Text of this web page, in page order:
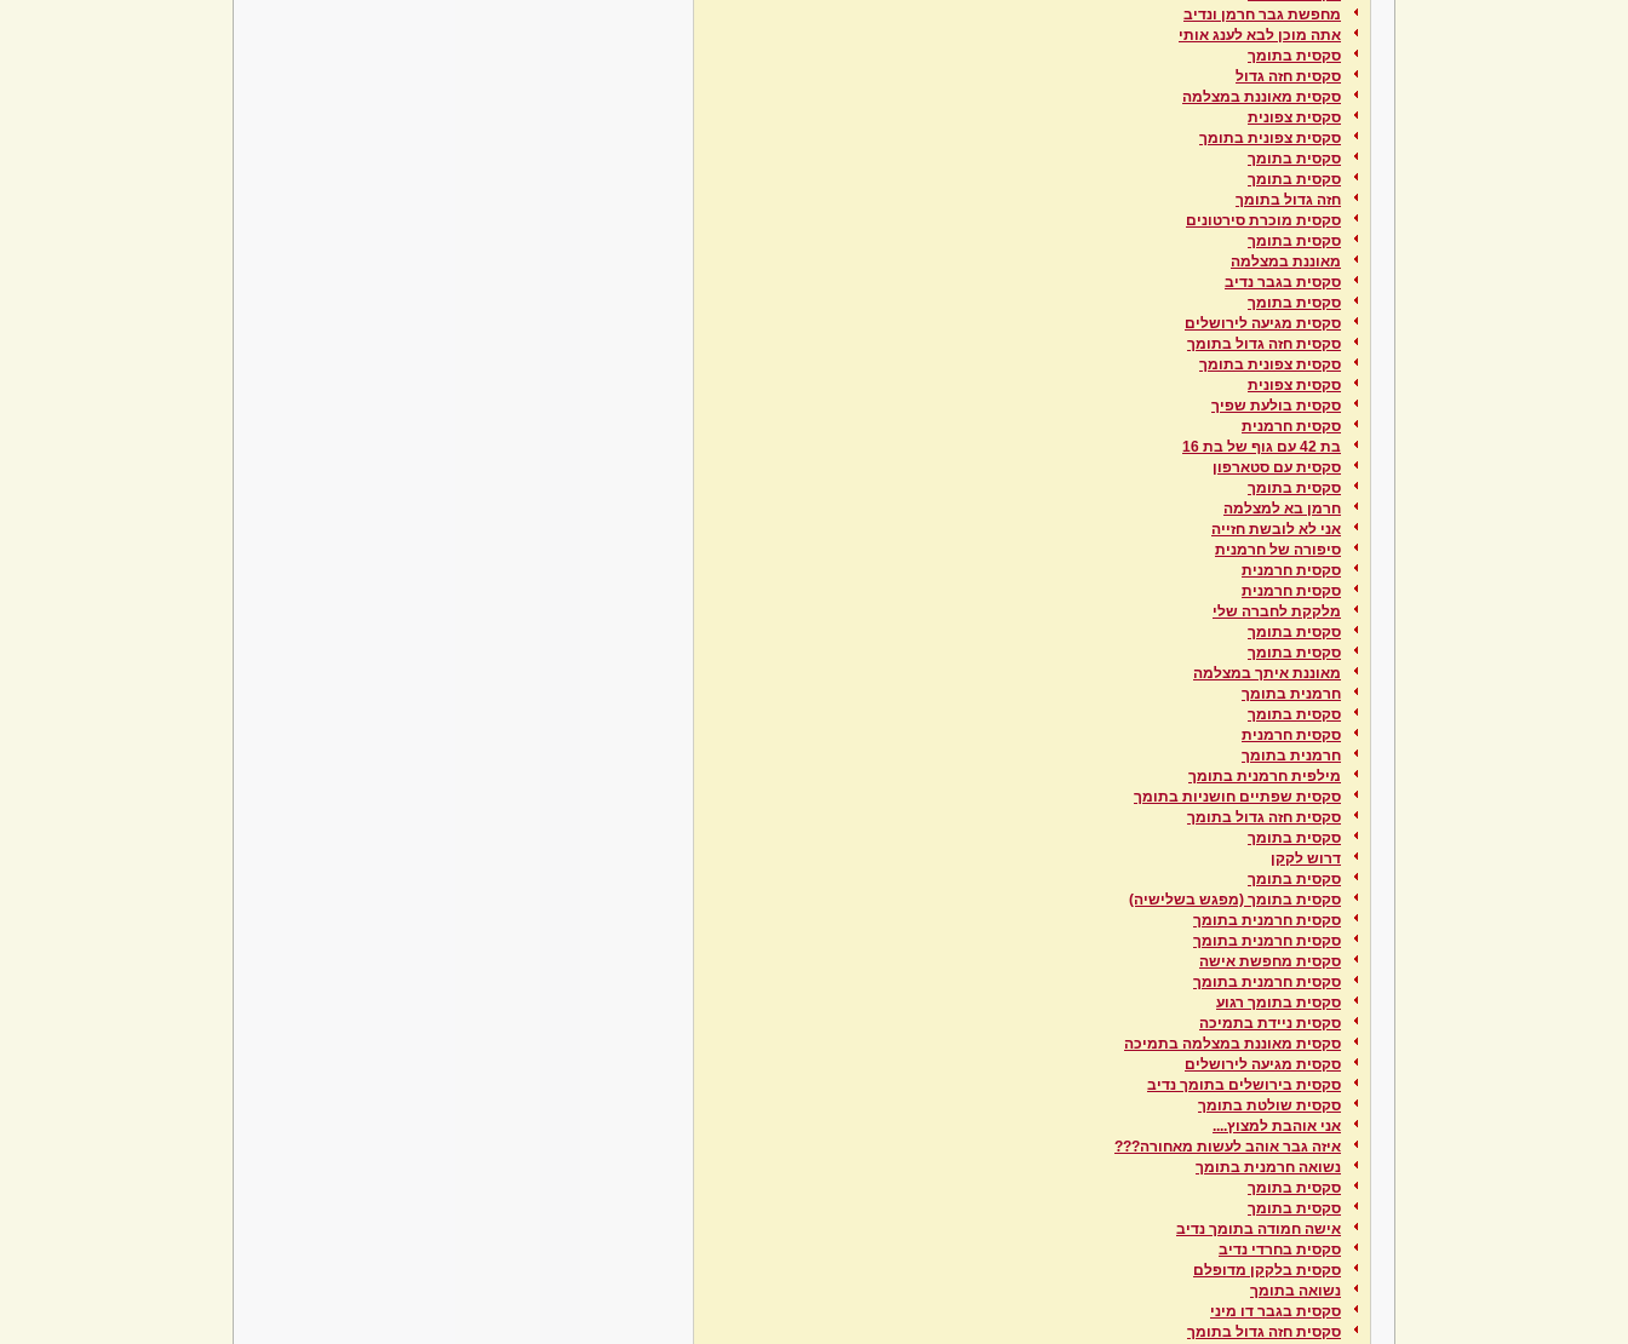
מחפשת גבר חרמן ונדיב
אתה מוכן לבא לענג אותי
סקסית בתומך
סקסית חזה גדול
סקסית מאוננת במצלמה
סקסית צפונית
סקסית צפונית בתומך
סקסית בתומך
סקסית בתומך
חזה גדול בתומך
סקסית מוכרת סירטונים
סקסית בתומך
מאוננת במצלמה
סקסית בגבר נדיב
סקסית בתומך
סקסית מגיעה לירושלים
סקסית חזה גדול בתומך
סקסית צפונית בתומך
סקסית צפונית
סקסית בולעת שפיך
סקסית חרמנית
בת 42 עם גוף של בת 16
סקסית עם סטארפון
סקסית בתומך
חרמן בא למצלמה
אני לא לובשת חזייה
סיפורה של חרמנית
סקסית חרמנית
סקסית חרמנית
מלקקת לחברה שלי
סקסית בתומך
סקסית בתומך
מאוננת איתך במצלמה
חרמנית בתומך
סקסית בתומך
סקסית חרמנית
חרמנית בתומך
מילפית חרמנית בתומך
סקסית שפתיים חושניות בתומך
סקסית חזה גדול בתומך
סקסית בתומך
דרוש לקקן
סקסית בתומך
סקסית בתומך (מפגש בשלישיה)
סקסית חרמנית בתומך
סקסית חרמנית בתומך
סקסית מחפשת אישה
סקסית חרמנית בתומך
סקסית בתומך רגוע
סקסית ניידת בתמיכה
סקסית מאוננת במצלמה בתמיכה
סקסית מגיעה לירושלים
סקסית בירושלים בתומך נדיב
סקסית שולטת בתומך
אני אוהבת למצוץ....
איזה גבר אוהב לעשות מאחורה???
נשואה חרמנית בתומך
סקסית בתומך
סקסית בתומך
אישה חמודה בתומך נדיב
סקסית בחרדי נדיב
סקסית בלקקן מדופלם
נשואה בתומך
סקסית בגבר דו מיני
סקסית חזה גדול בתומך